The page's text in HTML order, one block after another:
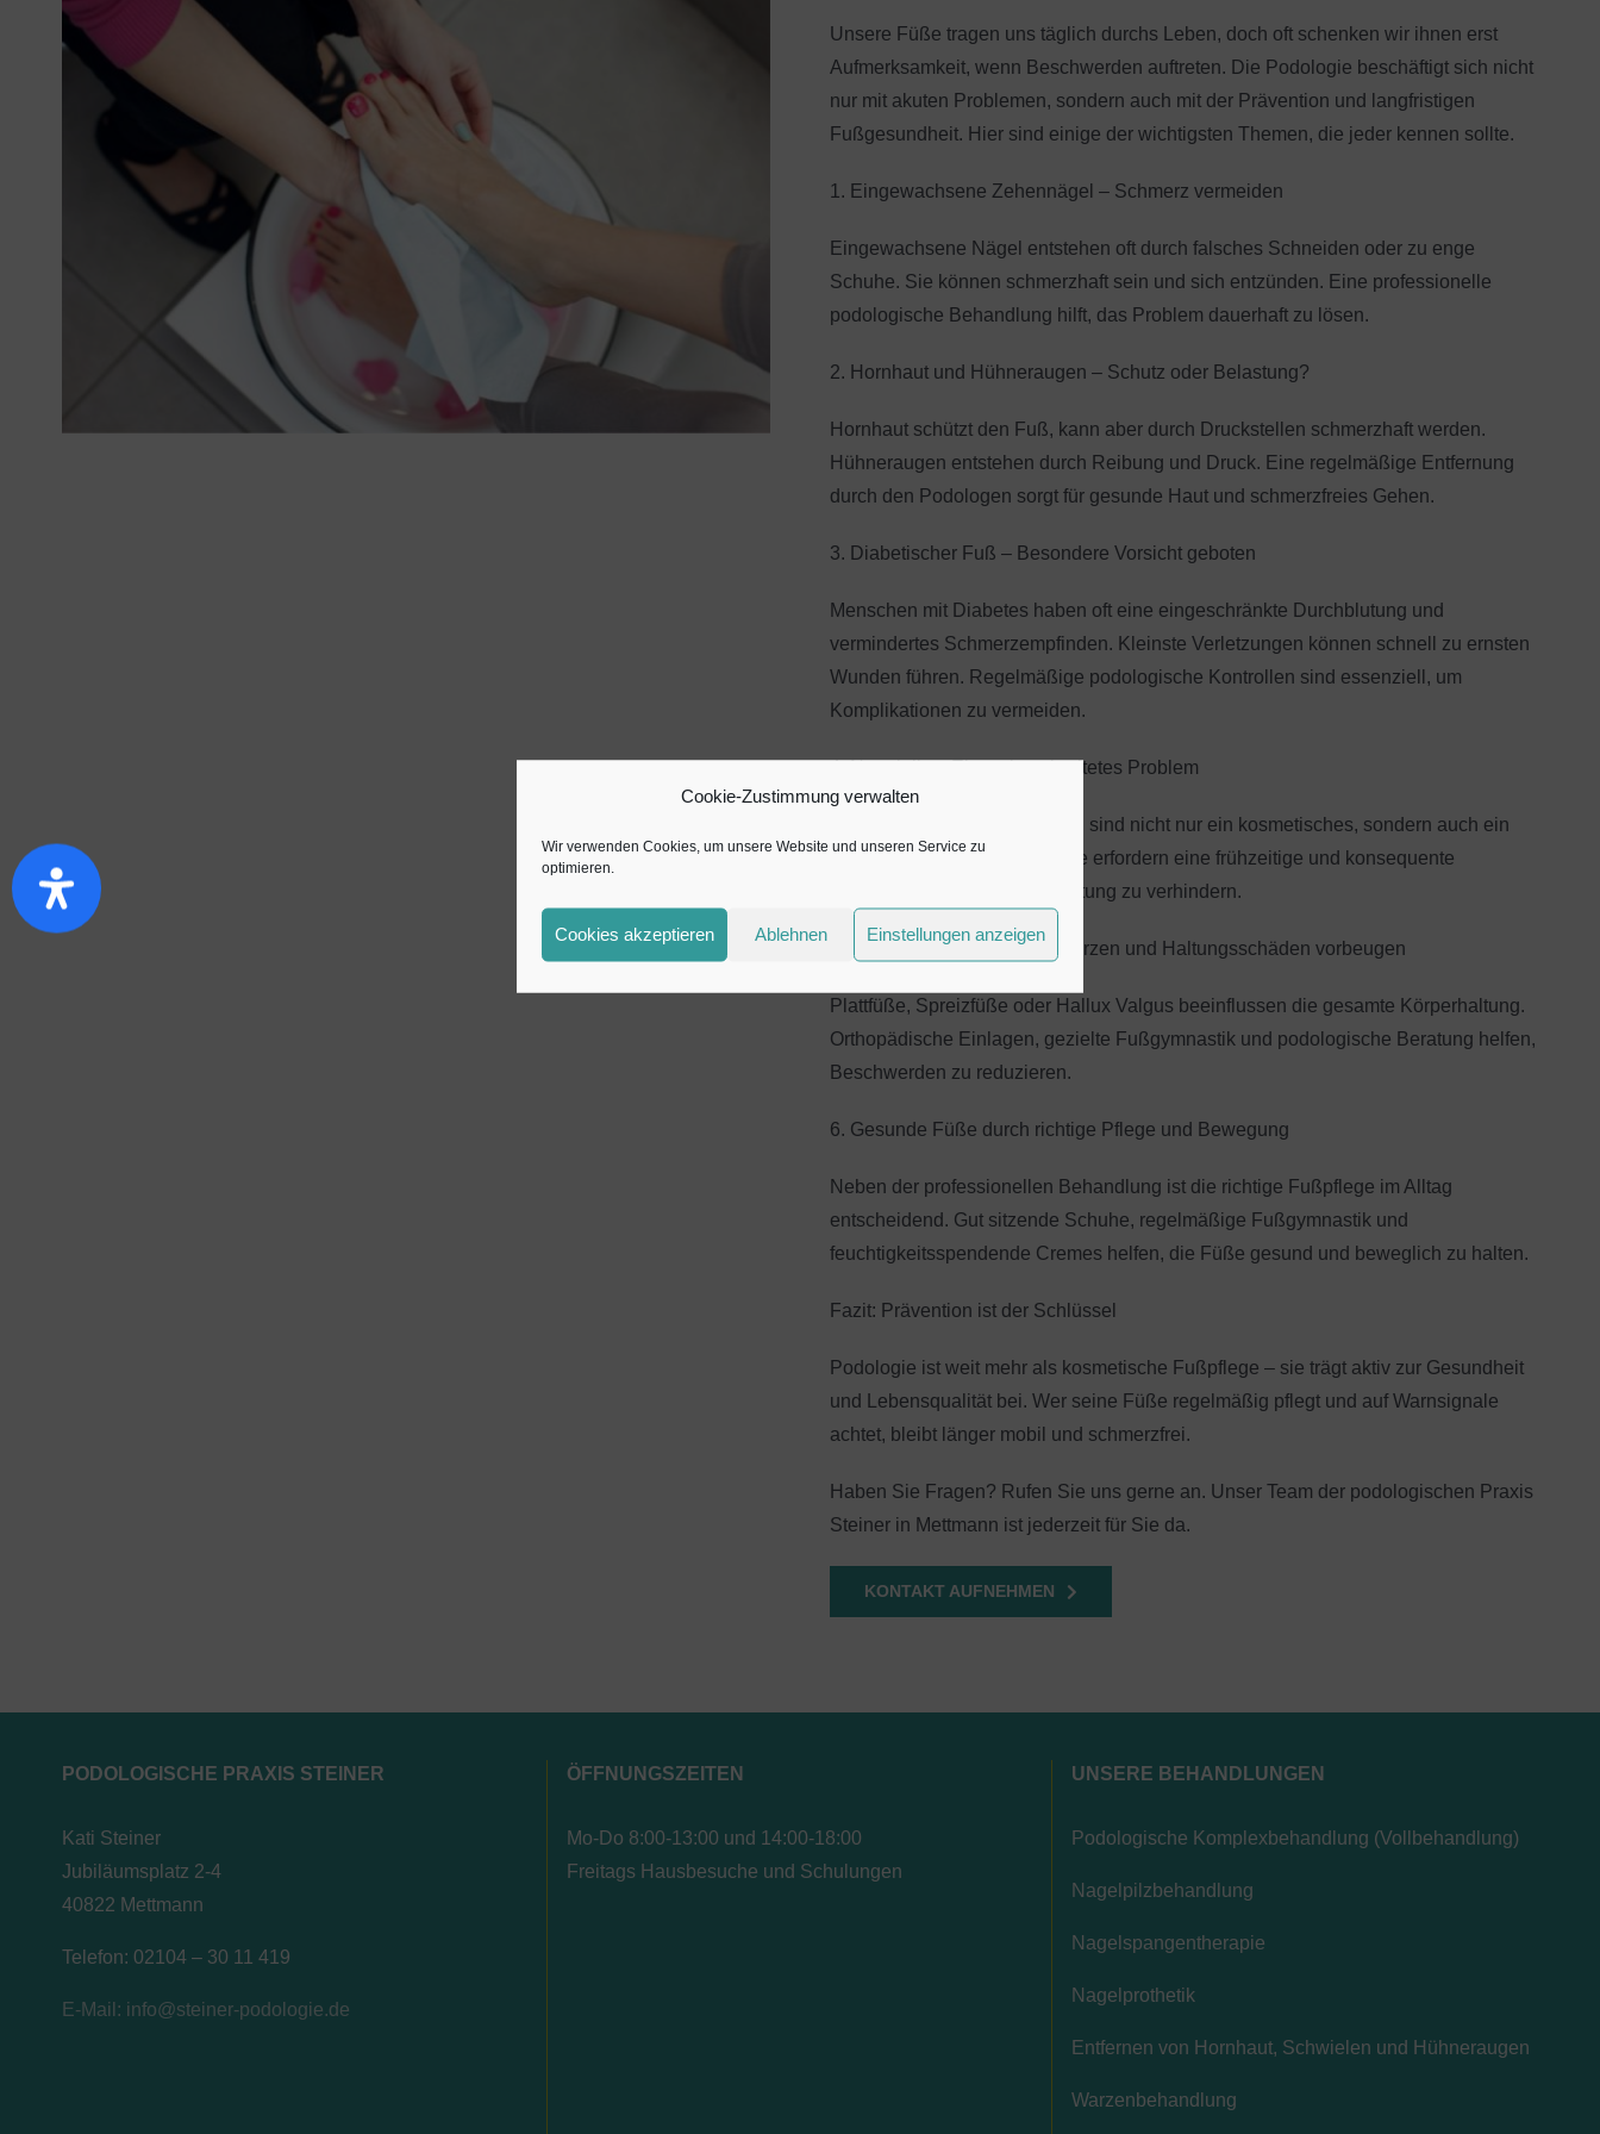
Cookie-Zustimmung verwalten
Wir verwenden Cookies, um unsere Website und unseren Service zu
optimieren.
Cookies akzeptieren Ablehnen Einstellungen anzeigen
Unsere Füße tragen uns täglich durchs Leben, doch oft schenken wir ihnen erst
Aufmerksamkeit, wenn Beschwerden auftreten. Die Podologie beschäftigt sich nicht
nur mit akuten Problemen, sondern auch mit der Prävention und langfristigen
Fußgesundheit. Hier sind einige der wichtigsten Themen, die jeder kennen sollte.
1. Eingewachsene Zehennägel – Schmerz vermeiden
Eingewachsene Nägel entstehen oft durch falsches Schneiden oder zu enge
Schuhe. Sie können schmerzhaft sein und sich entzünden. Eine professionelle
podologische Behandlung hilft, das Problem dauerhaft zu lösen.
2. Hornhaut und Hühneraugen – Schutz oder Belastung?
Hornhaut schützt den Fuß, kann aber durch Druckstellen schmerzhaft werden.
Hühneraugen entstehen durch Reibung und Druck. Eine regelmäßige Entfernung
durch den Podologen sorgt für gesunde Haut und schmerzfreies Gehen.
3. Diabetischer Fuß – Besondere Vorsicht geboten
Menschen mit Diabetes haben oft eine eingeschränkte Durchblutung und
vermindertes Schmerzempfinden. Kleinste Verletzungen können schnell zu ernsten
Wunden führen. Regelmäßige podologische Kontrollen sind essenziell, um
Komplikationen zu vermeiden.
4. Nagelpilz – Ein weit verbreitetes Problem
Pilzinfektionen an den Nägeln sind nicht nur ein kosmetisches, sondern auch ein
gesundheitliches Problem. Sie erfordern eine frühzeitige und konsequente
Behandlung, um eine Ausbreitung zu verhindern.
5. Fußfehlstellungen – Schmerzen und Haltungsschäden vorbeugen
Plattfüße, Spreizfüße oder Hallux Valgus beeinflussen die gesamte Körperhaltung.
Orthopädische Einlagen, gezielte Fußgymnastik und podologische Beratung helfen,
Beschwerden zu reduzieren.
6. Gesunde Füße durch richtige Pflege und Bewegung
Neben der professionellen Behandlung ist die richtige Fußpflege im Alltag
entscheidend. Gut sitzende Schuhe, regelmäßige Fußgymnastik und
feuchtigkeitsspendende Cremes helfen, die Füße gesund und beweglich zu halten.
Fazit: Prävention ist der Schlüssel
Podologie ist weit mehr als kosmetische Fußpflege – sie trägt aktiv zur Gesundheit
und Lebensqualität bei. Wer seine Füße regelmäßig pflegt und auf Warnsignale
achtet, bleibt länger mobil und schmerzfrei.
Haben Sie Fragen? Rufen Sie uns gerne an. Unser Team der podologischen Praxis
Steiner in Mettmann ist jederzeit für Sie da.
KONTAKT AUFNEHMEN
PODOLOGISCHE PRAXIS STEINER
Kati Steiner
Jubiläumsplatz 2-4
40822 Mettmann
Telefon: 02104 – 30 11 419
E-Mail: info@steiner-podologie.de
ÖFFNUNGSZEITEN
Mo-Do 8:00-13:00 und 14:00-18:00
Freitags Hausbesuche und Schulungen
UNSERE BEHANDLUNGEN
Podologische Komplexbehandlung (Vollbehandlung)
Nagelpilzbehandlung
Nagelspangentherapie
Nagelprothetik
Entfernen von Hornhaut, Schwielen und Hühneraugen
Warzenbehandlung